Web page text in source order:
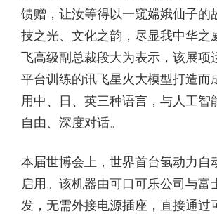
馈赠，让汝等得以一窥嫦娥仙子的
技之光、文化之韵，尽显我中华之
飞高级副总裁段大为表示，该展项
平台训练的讯飞星火大模型打造而
用中、日、英三种语言，与人工智
自由、深度对话。
本届世博会上，世界首台氢动力自
启用。该机器由可口可乐公司与富
发，无需外接电源插座，直接通过